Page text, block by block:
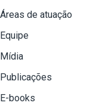
Áreas de atuação
Equipe
Mídia
Publicações
E-books